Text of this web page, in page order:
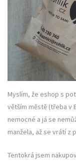
Myslím, že eshop s
větším městě (třeba v
nemocné a já se
manžela, až se vrátí z
Tentokrá jsem